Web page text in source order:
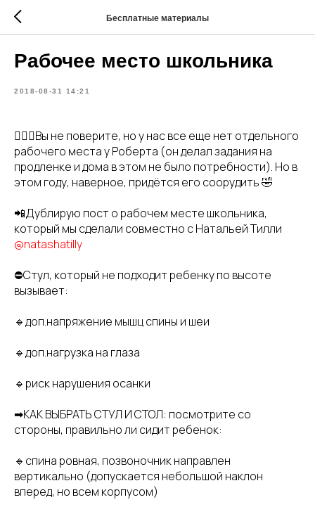
Бесплатные материалы
Рабочее место школьника
2018-08-31 14:21
🤦🏼‍♀️Вы не поверите, но у нас все еще нет отдельного
рабочего места у Роберта (он делал задания на
продленке и дома в этом не было потребности). Но в
этом году, наверное, придётся его соорудить 🤣
📲Дублирую пост о рабочем месте школьника,
который мы сделали совместно с Натальей Тилли
@natashatilly
⛔️Стул, который не подходит ребенку по высоте
вызывает:
🔹доп.напряжение мышц спины и шеи
🔹доп.нагрузка на глаза
🔹риск нарушения осанки
➡КАК ВЫБРАТЬ СТУЛ И СТОЛ: посмотрите со
стороны, правильно ли сидит ребенок:
🔹спина ровная, позвоночник направлен
вертикально (допускается небольшой наклон
вперед, но всем корпусом)